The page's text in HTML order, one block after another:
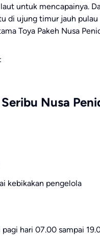
untuk mencapainya.
di ujung timur jauh pulau
Toya Pakeh Nusa
Nusa
kebikakan pengelola
hari 07.00 sampai